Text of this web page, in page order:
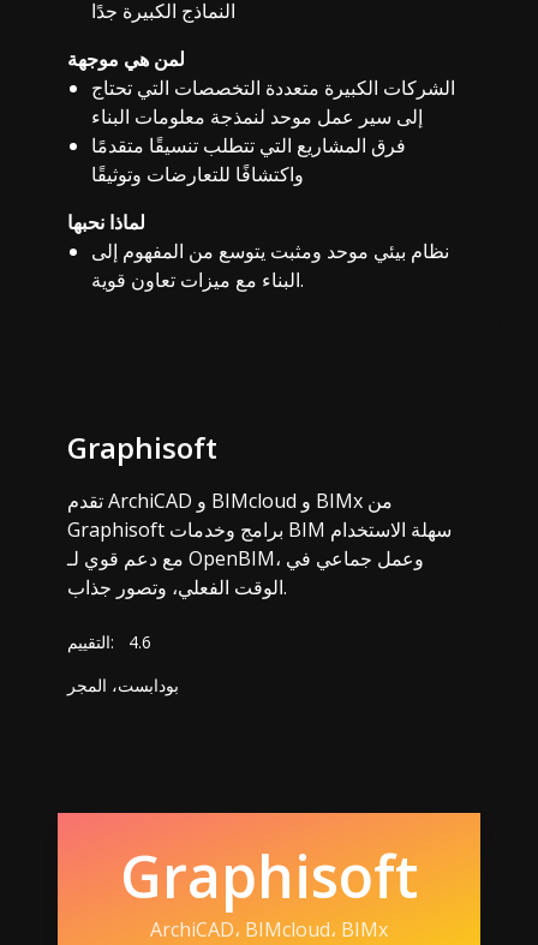
النماذج الكبيرة جدًا
لمن هي موجهة
الشركات الكبيرة متعددة التخصصات التي تحتاج
إلى سير عمل موحد لنمذجة معلومات البناء
فرق المشاريع التي تتطلب تنسيقًا متقدمًا
واكتشافًا للتعارضات وتوثيقًا
لماذا نحبها
نظام بيئي موحد ومثبت يتوسع من المفهوم إلى
البناء مع ميزات تعاون قوية.
Graphisoft
تقدم ArchiCAD و BIMcloud و BIMx من
Graphisoft برامج وخدمات BIM سهلة الاستخدام
مع دعم قوي لـ OpenBIM، وعمل جماعي في
الوقت الفعلي، وتصور جذاب.
التقييم:
4.6
بودابست، المجر
Graphisoft
ArchiCAD، BIMcloud، BIMx